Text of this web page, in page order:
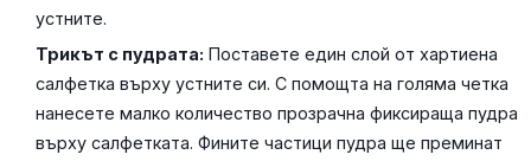
устните.
Трикът с пудрата: Поставете един слой от хартиена
салфетка върху устните си. С помощта на голяма четка
нанесете малко количество прозрачна фиксираща пудра
върху салфетката. Фините частици пудра ще преминат